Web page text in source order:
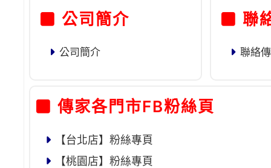
公司簡介
公司簡介
聯
聯絡
傳家各門市FB粉絲頁
【台北店】粉絲專頁
【桃園店】粉絲專頁